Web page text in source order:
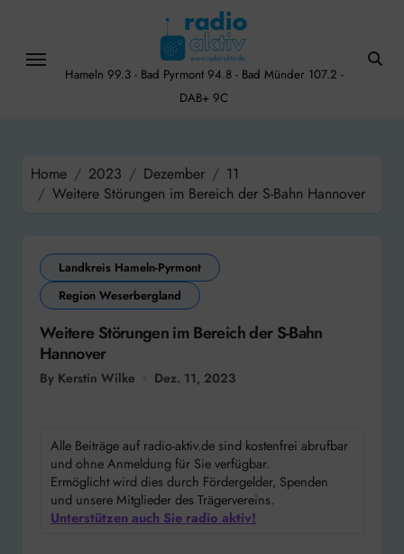
content
Hameln 99.3 - Bad Pyrmont 94.8 - Bad Münder 107.2 -
DAB+ 9C
Home 2023 Dezember
11
Weitere Störungen im Bereich der S-Bahn Hannover
Landkreis Hameln-Pyrmont
Region Weserbergland
Weitere Störungen im Bereich der S-Bahn
Hannover
By Kerstin Wilke Dez. 11, 2023
Alle Beiträge auf radio-aktiv.de sind kostenfrei abrufbar
und ohne Anmeldung für Sie verfügbar.
Ermöglicht wird dies durch Fördergelder, Spenden
und unsere Mitglieder des Trägervereins.
Unterstützen auch Sie radio aktiv!